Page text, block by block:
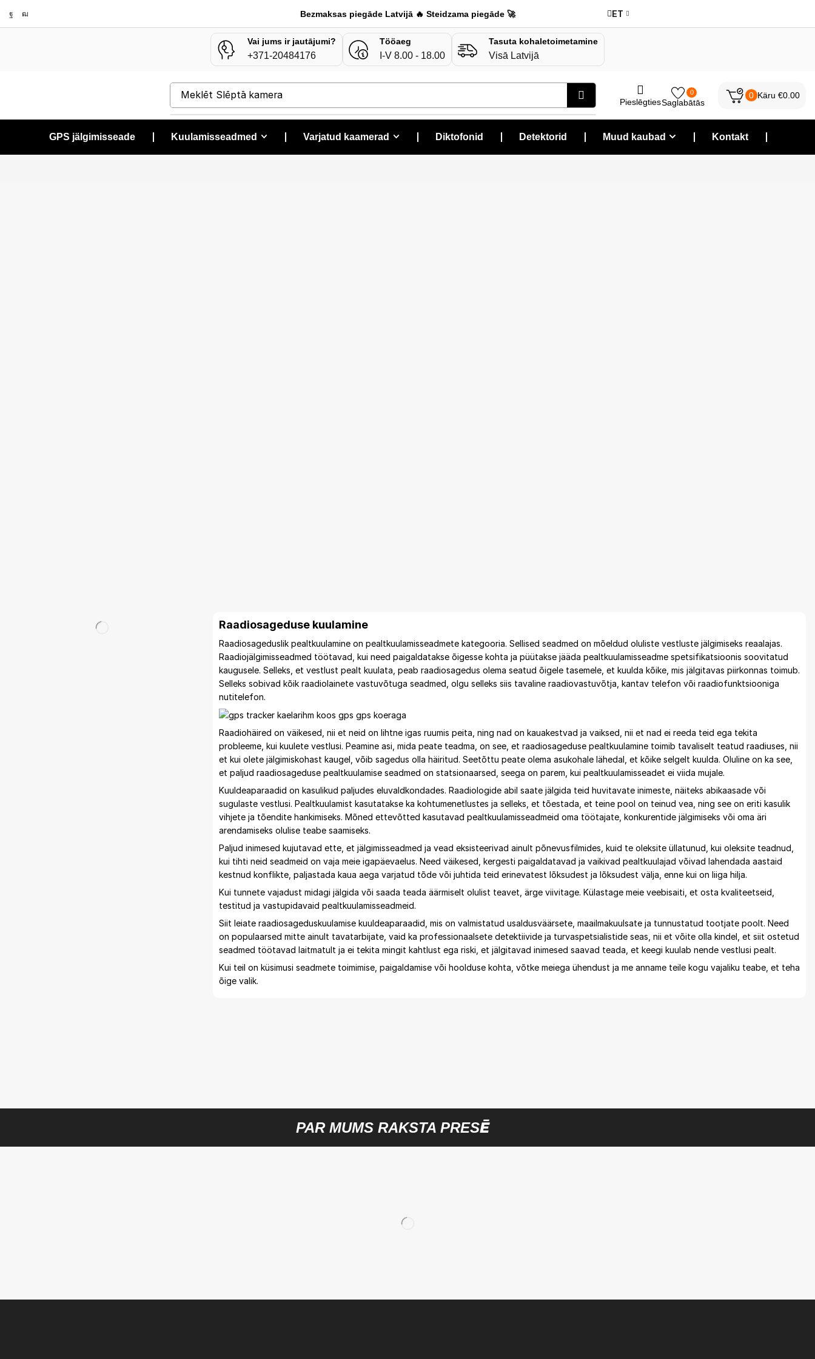
Bezmaksas piegāde Latvijā 🔥 Steidzama piegāde 🚀 ET
Vai jums ir jautājumi?
+371-20484176
Tööaeg
I-V 8.00 - 18.00
Tasuta kohaletoimetamine
Visā Latvijā
Meklēt Slēptā kamera
Pieslēgties
0
Saglabātās
0 Käru €0.00
GPS jälgimisseade Kuulamisseadmed Varjatud kaamerad Diktofonid Detektorid Muud kaubad Kontakt
Raadiosageduse kuulamine
Raadiosageduslik pealtkuulamine on pealtkuulamisseadmete kategooria. Sellised seadmed on mõeldud oluliste vestluste jälgimiseks reaalajas.
Raadiojälgimisseadmed töötavad, kui need paigaldatakse õigesse kohta ja püütakse jääda pealtkuulamisseadme spetsifikatsioonis soovitatud
kaugusele. Selleks, et vestlust pealt kuulata, peab raadiosagedus olema seatud õigele tasemele, et kuulda kõike, mis jälgitavas piirkonnas toimub.
Selleks sobivad kõik raadiolainete vastuvõtuga seadmed, olgu selleks siis tavaline raadiovastuvõtja, kantav telefon või raadiofunktsiooniga
nutitelefon.
Raadiohäired on väikesed, nii et neid on lihtne igas ruumis peita, ning nad on kauakestvad ja vaiksed, nii et nad ei reeda teid ega tekita
probleeme, kui kuulete vestlusi. Peamine asi, mida peate teadma, on see, et raadiosageduse pealtkuulamine toimib tavaliselt teatud raadiuses, nii
et kui olete jälgimiskohast kaugel, võib sagedus olla häiritud. Seetõttu peate olema asukohale lähedal, et kõike selgelt kuulda. Oluline on ka see,
et paljud raadiosageduse pealtkuulamise seadmed on statsionaarsed, seega on parem, kui pealtkuulamisseadet ei viida mujale.
Kuuldeaparaadid on kasulikud paljudes eluvaldkondades. Raadiologide abil saate jälgida teid huvitavate inimeste, näiteks abikaasade või
sugulaste vestlusi. Pealtkuulamist kasutatakse ka kohtumenetlustes ja selleks, et tõestada, et teine pool on teinud vea, ning see on eriti kasulik
vihjete ja tõendite hankimiseks. Mõned ettevõtted kasutavad pealtkuulamisseadmeid oma töötajate, konkurentide jälgimiseks või oma äri
arendamiseks olulise teabe saamiseks.
Paljud inimesed kujutavad ette, et jälgimisseadmed ja vead eksisteerivad ainult põnevusfilmides, kuid te oleksite üllatunud, kui oleksite teadnud,
kui tihti neid seadmeid on vaja meie igapäevaelus. Need väikesed, kergesti paigaldatavad ja vaikivad pealtkuulajad võivad lahendada aastaid
kestnud konflikte, paljastada kaua aega varjatud tõde või juhtida teid erinevatest lõksudest ja lõksudest välja, enne kui on liiga hilja.
Kui tunnete vajadust midagi jälgida või saada teada äärmiselt olulist teavet, ärge viivitage. Külastage meie veebisaiti, et osta kvaliteetseid,
testitud ja vastupidavaid pealtkuulamisseadmeid.
Siit leiate raadiosageduskuulamise kuuldeaparaadid, mis on valmistatud usaldusväärsete, maailmakuulsate ja tunnustatud tootjate poolt. Need
on populaarsed mitte ainult tavatarbijate, vaid ka professionaalsete detektiivide ja turvaspetsialistide seas, nii et võite olla kindel, et siit ostetud
seadmed töötavad laitmatult ja ei tekita mingit kahtlust ega riski, et jälgitavad inimesed saavad teada, et keegi kuulab nende vestlusi pealt.
Kui teil on küsimusi seadmete toimimise, paigaldamise või hoolduse kohta, võtke meiega ühendust ja me anname teile kogu vajaliku teabe, et teha
õige valik.
PAR MUMS RAKSTA PRESĒ